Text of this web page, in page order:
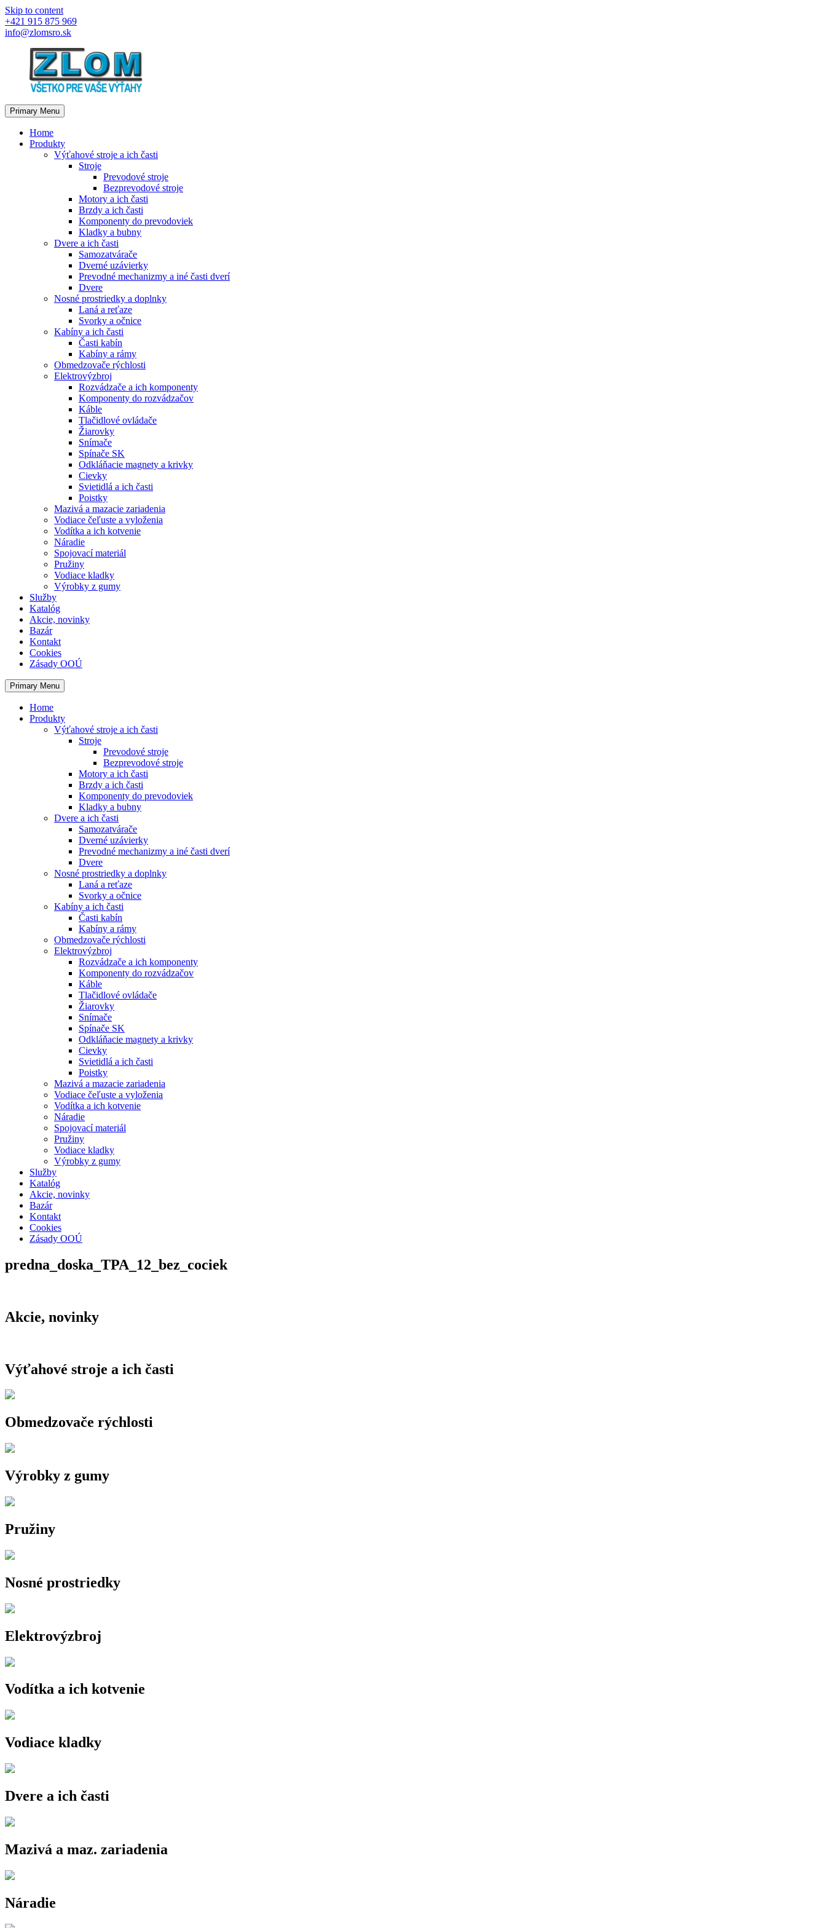
Skip to content
+421 915 875 969
info@zlomsro.sk
Primary Menu
Home
Produkty
Výťahové stroje a ich časti
Stroje
Prevodové stroje
Bezprevodové stroje
Motory a ich časti
Brzdy a ich časti
Komponenty do prevodoviek
Kladky a bubny
Dvere a ich časti
Samozatvárače
Dverné uzávierky
Prevodné mechanizmy a iné časti dverí
Dvere
Nosné prostriedky a doplnky
Laná a reťaze
Svorky a očnice
Kabíny a ich časti
Časti kabín
Kabíny a rámy
Obmedzovače rýchlosti
Elektrovýzbroj
Rozvádzače a ich komponenty
Komponenty do rozvádzačov
Káble
Tlačidlové ovládače
Žiarovky
Snímače
Spínače SK
Odkláňacie magnety a krivky
Cievky
Svietidlá a ich časti
Poistky
Mazivá a mazacie zariadenia
Vodiace čeľuste a vyloženia
Vodítka a ich kotvenie
Náradie
Spojovací materiál
Pružiny
Vodiace kladky
Výrobky z gumy
Služby
Katalóg
Akcie, novinky
Bazár
Kontakt
Cookies
Zásady OOÚ
Primary Menu
Home
Produkty
Výťahové stroje a ich časti
Stroje
Prevodové stroje
Bezprevodové stroje
Motory a ich časti
Brzdy a ich časti
Komponenty do prevodoviek
Kladky a bubny
Dvere a ich časti
Samozatvárače
Dverné uzávierky
Prevodné mechanizmy a iné časti dverí
Dvere
Nosné prostriedky a doplnky
Laná a reťaze
Svorky a očnice
Kabíny a ich časti
Časti kabín
Kabíny a rámy
Obmedzovače rýchlosti
Elektrovýzbroj
Rozvádzače a ich komponenty
Komponenty do rozvádzačov
Káble
Tlačidlové ovládače
Žiarovky
Snímače
Spínače SK
Odkláňacie magnety a krivky
Cievky
Svietidlá a ich časti
Poistky
Mazivá a mazacie zariadenia
Vodiace čeľuste a vyloženia
Vodítka a ich kotvenie
Náradie
Spojovací materiál
Pružiny
Vodiace kladky
Výrobky z gumy
Služby
Katalóg
Akcie, novinky
Bazár
Kontakt
Cookies
Zásady OOÚ
predna_doska_TPA_12_bez_cociek
Akcie, novinky
Výťahové stroje a ich časti
Obmedzovače rýchlosti
Výrobky z gumy
Pružiny
Nosné prostriedky
Elektrovýzbroj
Vodítka a ich kotvenie
Vodiace kladky
Dvere a ich časti
Mazivá a maz. zariadenia
Náradie